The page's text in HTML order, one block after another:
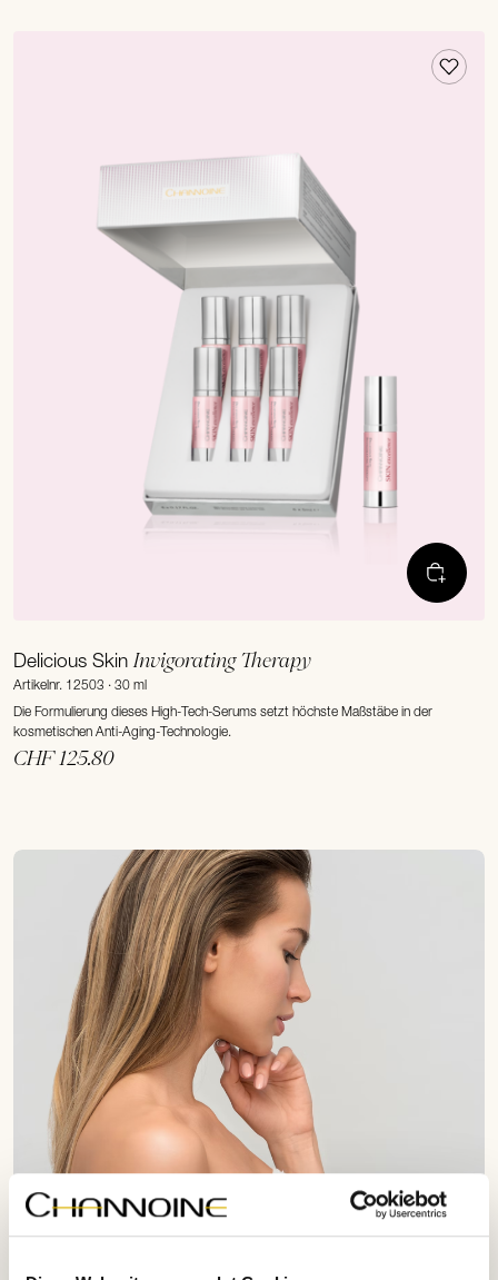
Delicious SkinInvigorating Therapy
Artikelnr. 12503 · 30 ml
Die Formulierung dieses High-Tech-Serums setzt höchste Maßstäbe in der
kosmetischen Anti-Aging-Technologie.
CHF 125.80